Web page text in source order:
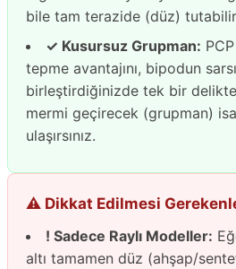
bile tam terazide (düz)
✓ Kusursuz Grupman:
tepme avantajını, bipodun
birleştirdiğinizde tek bir
mermi geçirecek (grupman)
ulaşırsınız.
⚠️ Dikkat Edilmesi
! Sadece Raylı Modeller:
altı tamamen düz (ahşap/